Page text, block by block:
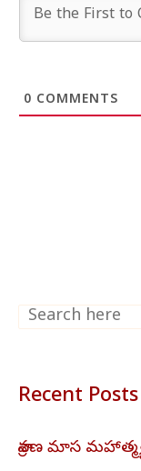
0 COMMENTS
Recent Posts
శ్రావణ మాస